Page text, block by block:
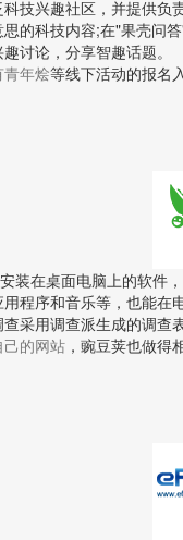
技兴趣社区，并提供
的科技内容;在"果壳问
讨论，分享智趣话题。
年烩等线下活动的报名
装在桌面电脑上的软件
程序和音乐等，也能在
采用调查派生成的调
的网站 ，豌豆荚也做得